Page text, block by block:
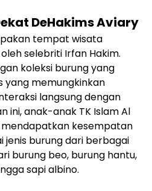
DeHakims Aviary
tempat wisata
selebriti Irfan Hakim.
koleksi burung yang
yang memungkinkan
langsung dengan
ini, anak-anak TK Islam Al
mendapatkan kesempatan
burung dari berbagai
burung beo, burung hantu,
sapi albino.